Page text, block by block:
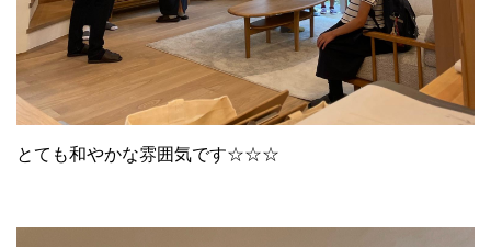
とても和やかな雰囲気です☆☆☆